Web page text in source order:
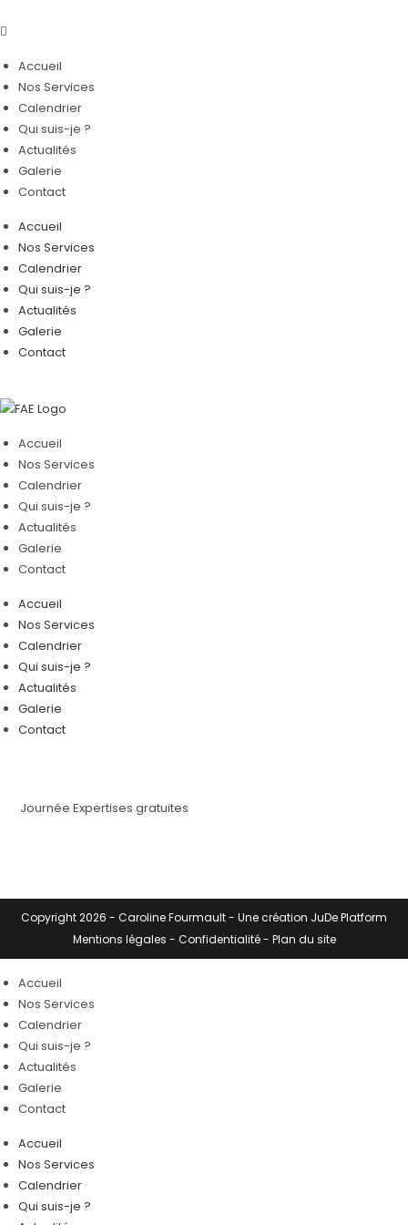
to
Accueil
Nos Services
Calendrier
Qui suis-je ?
Actualités
Galerie
Contact
Accueil
Nos Services
Calendrier
Qui suis-je ?
Actualités
Galerie
Contact
Accueil
Nos Services
Calendrier
Qui suis-je ?
Actualités
Galerie
Contact
Accueil
Nos Services
Calendrier
Qui suis-je ?
Actualités
Galerie
Contact
Journée Expertises gratuites
Copyright 2026 - Caroline Fourmault- Une création JuDe Platform
Mentions légales - Confidentialité- Plan du site
Accueil
Nos Services
Calendrier
Qui suis-je ?
Actualités
Galerie
Contact
Accueil
Nos Services
Calendrier
Qui suis-je ?